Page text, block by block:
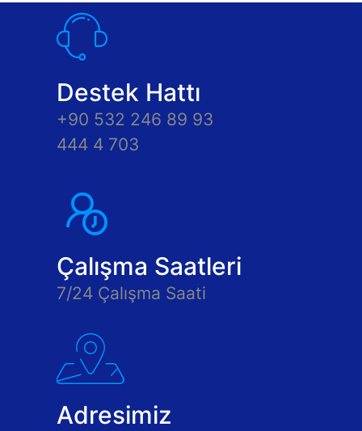
Destek Hattı
+90 532 246 89 93
444 4 703
Çalışma Saatleri
7/24 Çalışma Saati
Adresimiz